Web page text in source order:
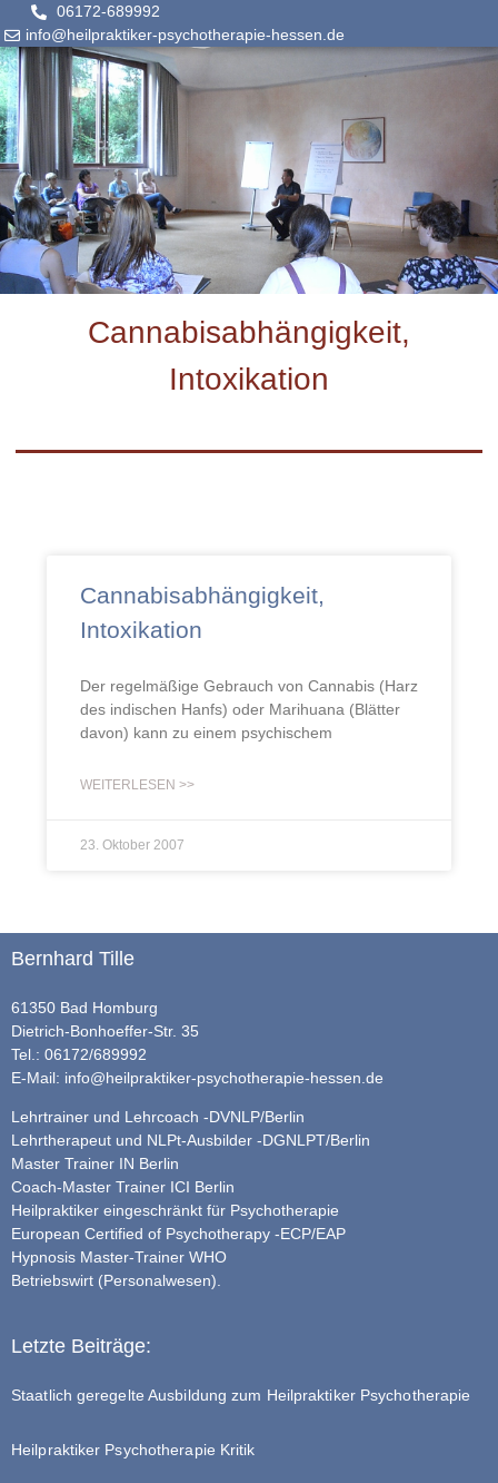
06172-689992
info@heilpraktiker-psychotherapie-hessen.de
Cannabisabhängigkeit,
Intoxikation
Cannabisabhängigkeit,
Intoxikation
Der regelmäßige Gebrauch von Cannabis (Harz
des indischen Hanfs) oder Marihuana (Blätter
davon) kann zu einem psychischem
WEITERLESEN >>
23. Oktober 2007
Bernhard Tille
61350 Bad Homburg
Dietrich-Bonhoeffer-Str. 35
Tel.: 06172/689992
E-Mail: info@heilpraktiker-psychotherapie-hessen.de
Lehrtrainer und Lehrcoach -DVNLP/Berlin
Lehrtherapeut und NLPt-Ausbilder -DGNLPT/Berlin
Master Trainer IN Berlin
Coach-Master Trainer ICI Berlin
Heilpraktiker eingeschränkt für Psychotherapie
European Certified of Psychotherapy -ECP/EAP
Hypnosis Master-Trainer WHO
Betriebswirt (Personalwesen).
Letzte Beiträge:
Staatlich geregelte Ausbildung zum Heilpraktiker Psychotherapie
Heilpraktiker Psychotherapie Kritik